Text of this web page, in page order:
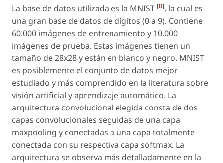
La base de datos utilizada es la MNIST [8], la cual es
una gran base de datos de dígitos (0 a 9). Contiene
60.000 imágenes de entrenamiento y 10.000
imágenes de prueba. Estas imágenes tienen un
tamaño de 28x28 y están en blanco y negro. MNIST
es posiblemente el conjunto de datos mejor
estudiado y más comprendido en la literatura sobre
visión artificial y aprendizaje automático. La
arquitectura convolucional elegida consta de dos
capas convolucionales seguidas de una capa
maxpooling y conectadas a una capa totalmente
conectada con su respectiva capa softmax. La
arquitectura se observa más detalladamente en la